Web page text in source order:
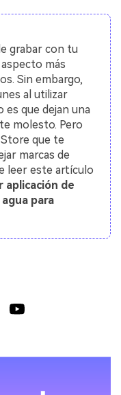
grabar con tu
más
Sin embargo,
al utilizar
es que dejan una
molesto. Pero
Store que te
marcas de
leer este artículo
aplicación de
para